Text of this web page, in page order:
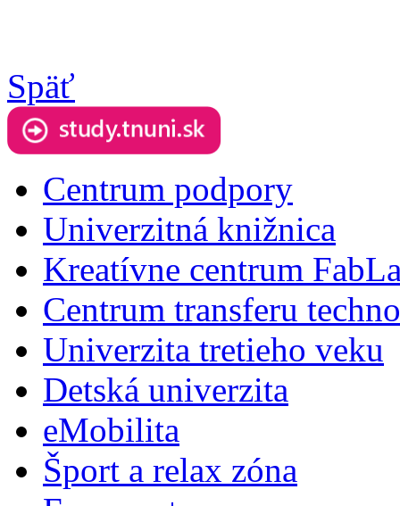
Späť
Centrum podpory
Univerzitná knižnica
Kreatívne centrum
Centrum transferu
Univerzita tretieho veku
Detská univerzita
eMobilita
Šport a relax zóna